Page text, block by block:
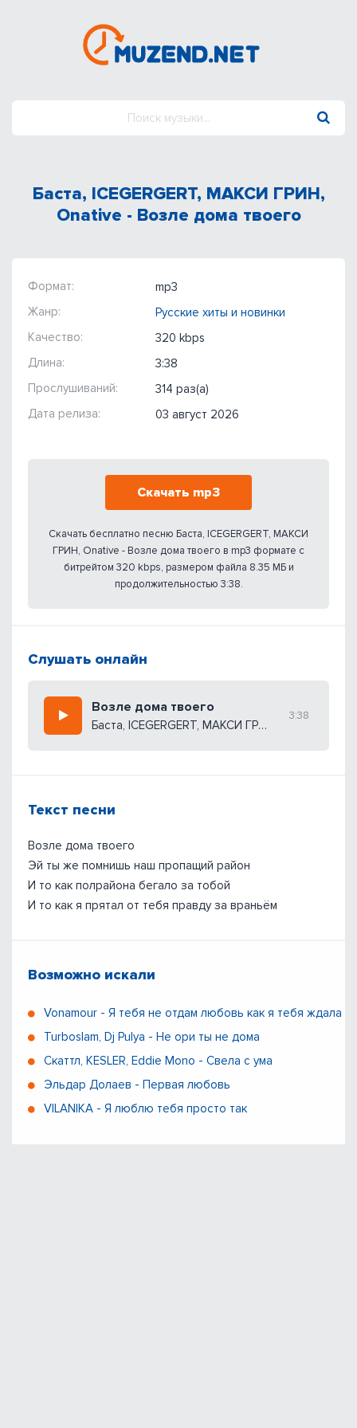
Баста, ICEGERGERT, МАКСИ ГРИН,
Onative - Возле дома твоего
Формат:
mp3
Жанр:
Русские хиты и новинки
Качество:
320 kbps
Длина:
3:38
Прослушиваний:
314 раз(а)
Дата релиза:
03 август 2026
Скачать mp3
Скачать бесплатно песню Баста, ICEGERGERT, МАКСИ
ГРИН, Onative - Возле дома твоего в mp3 формате с
битрейтом 320 kbps, размером файла 8.35 МБ и
продолжительностью 3:38.
Слушать онлайн
Возле дома твоего
Баста, ICEGERGERT, МАКСИ ГРИН, Onative
3:38
Текст песни
Возле дома твоего
Эй ты же помнишь наш пропащий район
И то как полрайона бегало за тобой
И то как я прятал от тебя правду за враньём
Возможно искали
Vonamour - Я тебя не отдам любовь как я тебя ждала
Turboslam, Dj Pulya - Не ори ты не дома
Скаттл, KESLER, Eddie Mono - Свела с ума
Эльдар Долаев - Первая любовь
VILANIKA - Я люблю тебя просто так